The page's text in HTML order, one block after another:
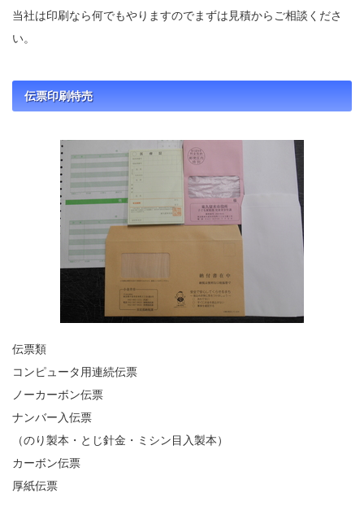
当社は印刷なら何でもやりますのでまずは見積からご相談くださ
い。
伝票印刷特売
伝票類
コンピュータ用連続伝票
ノーカーボン伝票
ナンバー入伝票
（のり製本・とじ針金・ミシン目入製本）
カーボン伝票
厚紙伝票